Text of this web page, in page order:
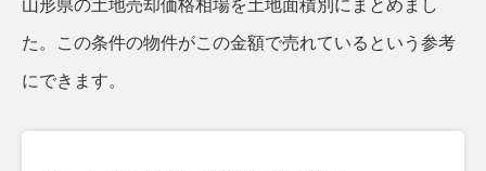
山形県の土地売却価格相場を土地面積別にまとめまし
た。 この条件の物件がこの金額で売れているという参考
にできます。